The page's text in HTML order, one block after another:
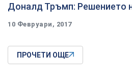
​Доналд Тръмп: Решението
10 Февруари, 2017
ПРОЧЕТИ ОЩЕ